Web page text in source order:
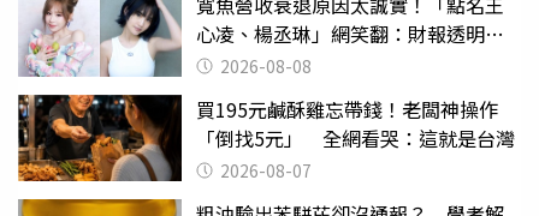
心凌、楊丞琳」網笑翻：財報透明度
滿分2026-08-08
買195元鹹酥雞忘帶錢！老闆神操作
「倒找5元」 全網看哭：這就是台灣
2026-08-07